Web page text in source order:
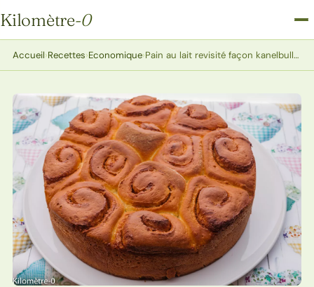
Kilomètre-0
Kilomètre-0
Accueil›Recettes›Economique› Pain au lait revisité façon kanelbullar groupé